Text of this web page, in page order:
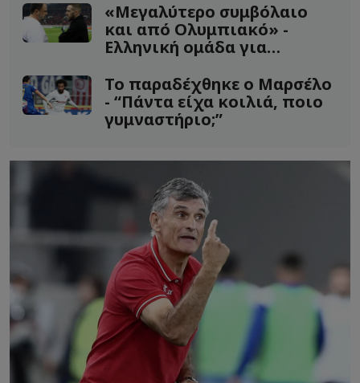
«Μεγαλύτερο συμβόλαιο
και από Ολυμπιακό» -
Ελληνική ομάδα για
Το παραδέχθηκε ο Μαρσέλο
- “Πάντα είχα κοιλιά, ποιο
γυμναστήριο;”